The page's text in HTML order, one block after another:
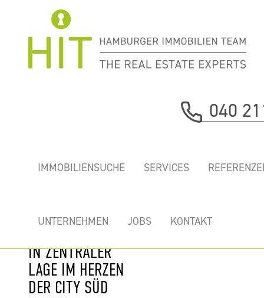
040
IMMOBILIENSUCHE SERVICES
UNTERNEHMEN JOBS KONTAKT
„BERLINER TOR
AUSBLICK!
IN ZENTRALER
LAGE IM HERZEN
DER CITY SÜD